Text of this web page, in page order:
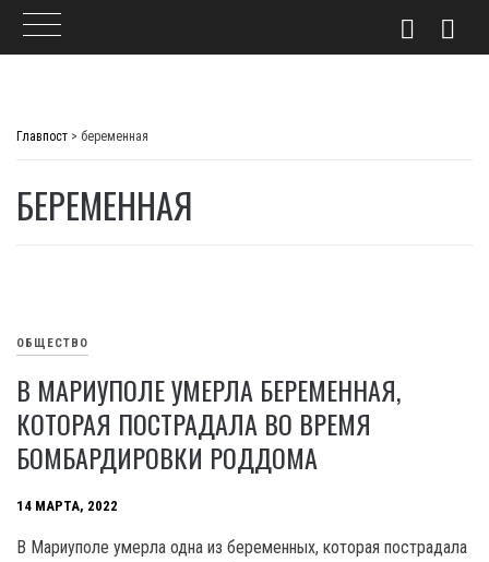
Главпост > беременная
БЕРЕМЕННАЯ
ОБЩЕСТВО
В МАРИУПОЛЕ УМЕРЛА БЕРЕМЕННАЯ,
КОТОРАЯ ПОСТРАДАЛА ВО ВРЕМЯ
БОМБАРДИРОВКИ РОДДОМА
14 МАРТА, 2022
В Мариуполе умерла одна из беременных, которая пострадала